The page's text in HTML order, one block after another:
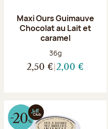
Maxi Ours Guimauve
Chocolat au Lait et
caramel
Poids net :
36g
2,50 € 2,00 €